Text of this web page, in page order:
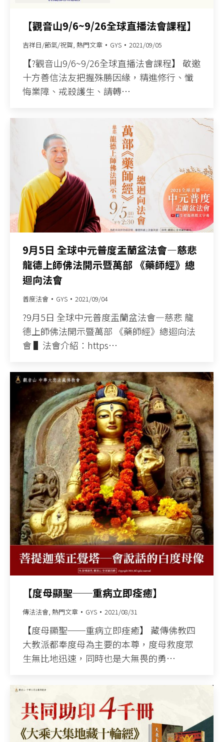
【觀音山9/6~9/26全球直播法會課程】
吉祥日/節氣/祝賀, 熱門文章 GYS 2021/09/05
【?觀音山9/6~9/26全球直播法會課程】 敬邀
十方善信法友把握殊勝因緣，精進修行、懺
悔業障、戒殺護生、請轉…
9月5日 全球中元普度盂蘭盆法會—慈悲
龍德上師佛法開示暨萬部 《藥師經》總
迴向法會
普度法會 GYS 2021/09/04
?9月5日 全球中元普度盂蘭盆法會—慈悲 龍
德上師佛法開示暨萬部 《藥師經》總迴向法
會 ▌法會介紹：https…
【度母顯聖──重病立即痊癒】
傳法法會, 熱門文章 GYS 2021/08/31
【度母顯聖──重病立即痊癒】 藏傳佛教四
大教派都奉度母為主要的本尊，度母救度眾
生無比地迅速，同時也是大無畏的勇…